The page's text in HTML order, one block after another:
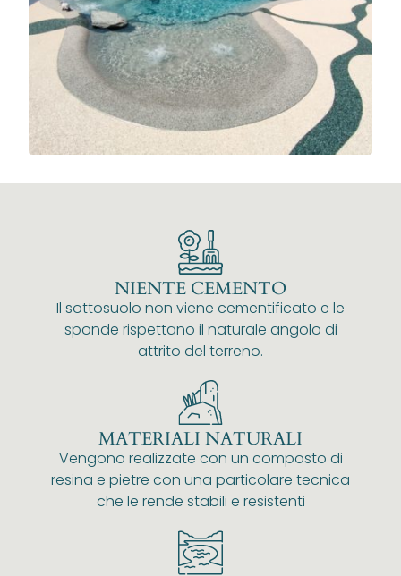
NIENTE CEMENTO
Il sottosuolo non viene cementificato e le
sponde rispettano il naturale angolo di
attrito del terreno.
MATERIALI NATURALI
Vengono realizzate con un composto di
resina e pietre con una particolare tecnica
che le rende stabili e resistenti